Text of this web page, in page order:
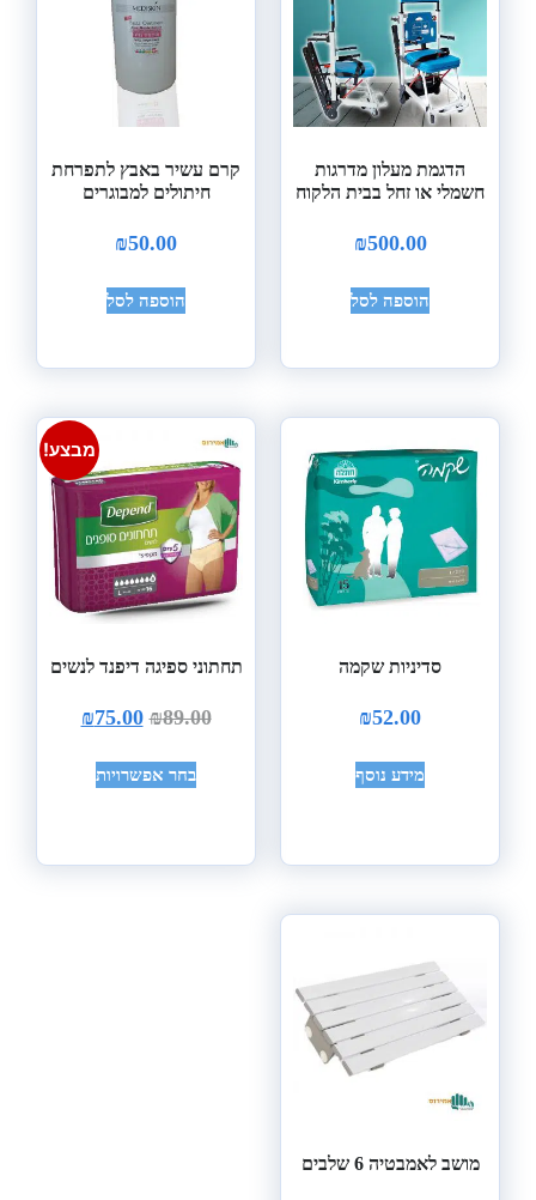
הדגמת מעלון מדרגות
חשמלי או זחל בבית הלקוח
₪500.00
הוספה לסל
קרם עשיר באבץ לתפרחת
חיתולים למבוגרים
₪50.00
הוספה לסל
סדיניות שקמה
₪52.00
מידע נוסף
מבצע!
תחתוני ספיגה דיפנד לנשים
₪89.00
₪75.00
בחר אפשרויות
מושב לאמבטיה 6 שלבים